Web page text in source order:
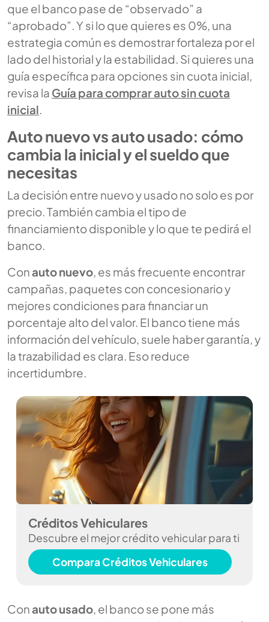
que el banco pase de “observado” a
“aprobado”. Y si lo que quieres es 0%, una
estrategia común es demostrar fortaleza por el
lado del historial y la estabilidad. Si quieres una
guía específica para opciones sin cuota inicial,
revisa la Guía para comprar auto sin cuota
inicial
Auto nuevo vs auto usado: cómo
cambia la inicial y el sueldo que
necesitas
La decisión entre nuevo y usado no solo es por
precio. También cambia el tipo de
financiamiento disponible y lo que te pedirá el
banco.
Conauto nuevo , es más frecuente encontrar
campañas, paquetes con concesionario y
mejores condiciones para financiar un
porcentaje alto del valor. El banco tiene más
información del vehículo, suele haber garantía, y
la trazabilidad es clara. Eso reduce
incertidumbre.
Créditos Vehiculares
Descubre el mejor crédito vehicular para ti
Compara Créditos Vehiculares
Conauto usado , el banco se pone más